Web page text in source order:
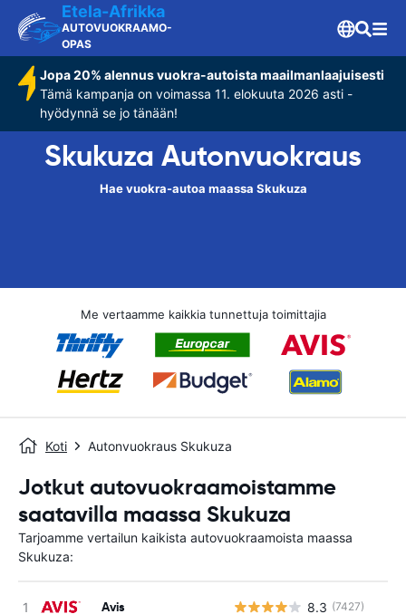
Etela-Afrikka
AUTOVUOKRAAMO-
OPAS
Jopa 20% alennus vuokra-autoista maailmanlaajuisesti
Tämä kampanja on voimassa 11. elokuuta 2026 asti -
hyödynnä se jo tänään!
Skukuza Autonvuokraus
Hae vuokra-autoa maassa Skukuza
Me vertaamme kaikkia tunnettuja toimittajia
Koti Autonvuokraus Skukuza
Jotkut autovuokraamoistamme
saatavilla maassa Skukuza
Tarjoamme vertailun kaikista autovuokraamoista maassa
Skukuza:
Avis 8.3 (7427)